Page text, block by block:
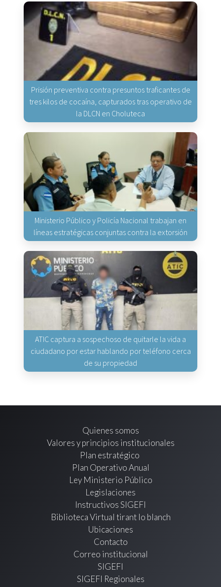
Prisión preventiva contra presuntos traficantes de
tres kilos de cocaína, capturados tras operativo de
la DLCN en Choluteca
Ministerio Público y Policía Nacional trabajan en
líneas estratégicas conjuntas contra la extorsión
ATIC captura a sospechoso de quitarle la vida a
ciudadano por estar hablando por teléfono cerca
de su propiedad
Quienes somos
Valores y principios institucionales
Plan estratégico
Plan Operativo Anual
Ley Ministerio Público
Legislaciones
Instructivos SIGEFI
Biblioteca Virtual tirant lo blanch
Ubicaciones
Contacto
Correo institucional
SIGEFI
SIGEFI Regionales